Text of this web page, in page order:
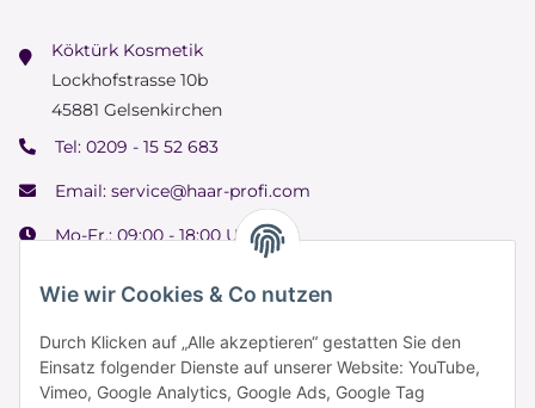
Wie wir Cookies & Co nutzen
Durch Klicken auf „Alle akzeptieren“ gestatten Sie den
Einsatz folgender Dienste auf unserer Website: YouTube,
Vimeo, Google Analytics, Google Ads, Google Tag
Köktürk Kosmetik
Lockhofstrasse 10b
45881 Gelsenkirchen
Tel: 0209 - 15 52 683
Email: service@haar-profi.com
Mo-Fr.: 09:00 - 18:00 Uhr
Samstag: 09:00 - 15:00 Uhr
Informationen